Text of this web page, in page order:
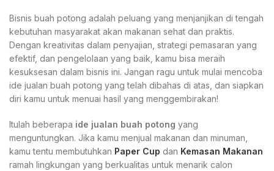
Bisnis buah potong adalah peluang yang menjanjikan di tengah
kebutuhan masyarakat akan makanan sehat dan praktis.
Dengan kreativitas dalam penyajian, strategi pemasaran yang
efektif, dan pengelolaan yang baik, kamu bisa meraih
kesuksesan dalam bisnis ini. Jangan ragu untuk mulai mencoba
ide jualan buah potong yang telah dibahas di atas, dan siapkan
diri kamu untuk menuai hasil yang menggembirakan!
Itulah beberapa ide jualan buah potong yang
menguntungkan. Jika kamu menjual makanan dan minuman,
kamu tentu membutuhkan Paper Cup dan Kemasan Makanan
ramah lingkungan yang berkualitas untuk menarik calon